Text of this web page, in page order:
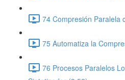
74 Compresión Paralela
75 Automatiza la
76 Procesos Paralelos